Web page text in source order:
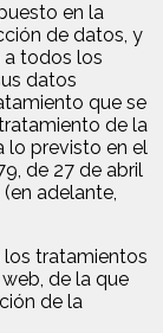
en la
de datos, y
todos los
datos
que se
de la
lo previsto en el
de 27 de abril
adelante,
los tratamientos
de la que
de la